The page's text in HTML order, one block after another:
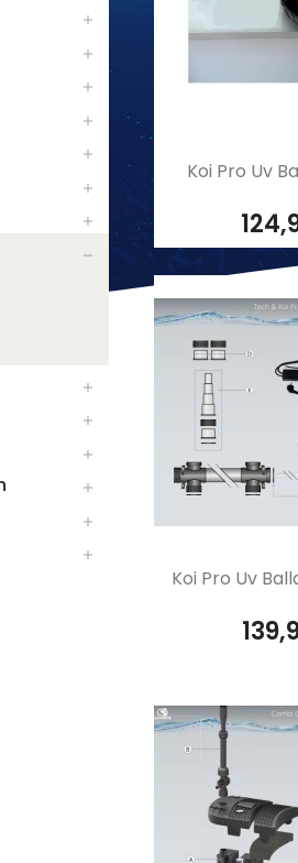















Koi Pro Uv

Koi Pro Uv